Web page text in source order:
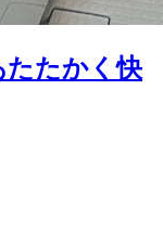
たかく快